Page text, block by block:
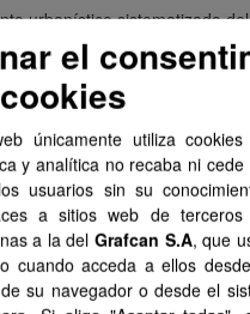
urbanístico sistematizado
. Esta información es
de Canarias y ha contado
del...
HTML FIP
urbanístico de Tuineje
urbanístico sistematizado
información es producida y
Canarias y ha contado con la
el
únicamente utiliza
y analítica no recaba ni
usuarios sin su
a sitios web de
a la del Grafcan S.A, que
cuando acceda a ellos
su navegador o desde el